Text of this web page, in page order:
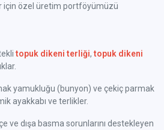
için özel üretim portföyümüzü
topuk dikeni terliği,topuk dikeni
yamukluğu (bunyon) ve çekiç parmak
ayakkabı ve terlikler.
ve dışa basma sorunlarını destekleyen